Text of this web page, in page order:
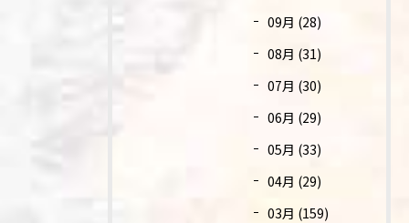
09月 (28)
08月 (31)
07月 (30)
06月 (29)
05月 (33)
04月 (29)
03月 (159)